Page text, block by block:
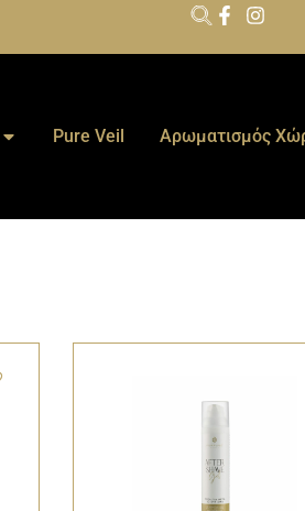
Pure Veil Αρωματισμός